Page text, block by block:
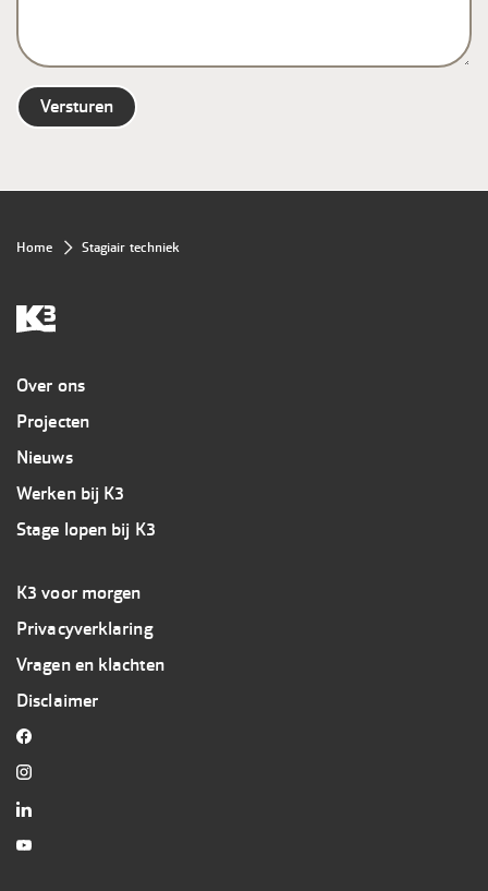
Kruimelpad
Home Stagiair techniek
Overig
Over ons
Projecten
Nieuws
Werken bij K3
Stage lopen bij K3
Footer
3
K3
K3 voor morgen
Privacyverklaring
Vragen en klachten
Disclaimer